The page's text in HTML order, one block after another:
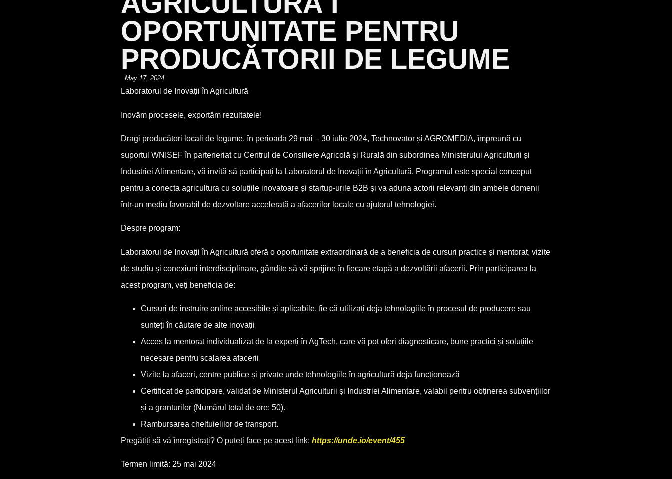
OPORTUNITATE PENTRU
PRODUCĂTORII DE LEGUME
May 17, 2024
Laboratorul de Inovații în Agricultură
Inovăm procesele, exportăm rezultatele!
Dragi producători locali de legume, în perioada 29 mai – 30 iulie 2024, Technovator și AGROMEDIA, împreună cu
suportul WNISEF în parteneriat cu Centrul de Consiliere Agricolă și Rurală din subordinea Ministerului Agriculturii și
Industriei Alimentare, vă invită să participați la Laboratorul de Inovații în Agricultură. Programul este special conceput
pentru a conecta agricultura cu soluțiile inovatoare și startup-urile B2B și va aduna actorii relevanți din ambele domenii
într-un mediu favorabil de dezvoltare accelerată a afacerilor locale cu ajutorul tehnologiei.
Despre program:
Laboratorul de Inovații în Agricultură oferă o oportunitate extraordinară de a beneficia de cursuri practice și mentorat, vizite
de studiu și conexiuni interdisciplinare, gândite să vă sprijine în fiecare etapă a dezvoltării afacerii. Prin participarea la
acest program, veți beneficia de:
Cursuri de instruire online accesibile și aplicabile, fie că utilizați deja tehnologiile în procesul de producere sau
sunteți în căutare de alte inovații
Acces la mentorat individualizat de la experți în AgTech, care vă pot oferi diagnosticare, bune practici și soluțiile
necesare pentru scalarea afacerii
Vizite la afaceri, centre publice și private unde tehnologiile în agricultură deja funcționează
Certificat de participare, validat de Ministerul Agriculturii și Industriei Alimentare, valabil pentru obținerea subvențiilor
și a granturilor (Numărul total de ore: 50).
Rambursarea cheltuielilor de transport.
Pregătiți să vă înregistrați? O puteți face pe acest link: https://unde.io/event/455
Termen limită: 25 mai 2024